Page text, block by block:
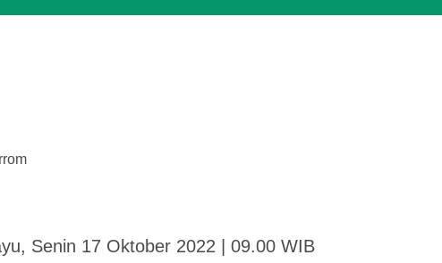
Senin 17 Oktober 2022 | 09.00 WIB